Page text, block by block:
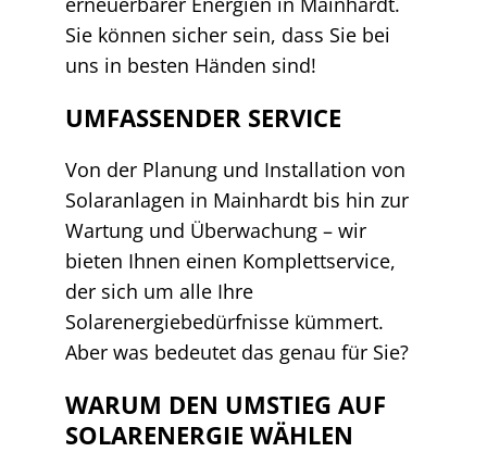
Sie können sicher sein, dass Sie bei
uns in besten Händen sind!
UMFASSENDER SERVICE
Von der Planung und Installation von
Solaranlagen in Mainhardt bis hin zur
Wartung und Überwachung – wir
bieten Ihnen einen Komplettservice,
der sich um alle Ihre
Solarenergiebedürfnisse kümmert.
Aber was bedeutet das genau für Sie?
WARUM DEN UMSTIEG AUF
SOLARENERGIE WÄHLEN